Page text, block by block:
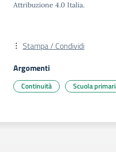
Attribuzione 4.0 Italia.
Stampa / Condividi
Argomenti
Continuità Scuola